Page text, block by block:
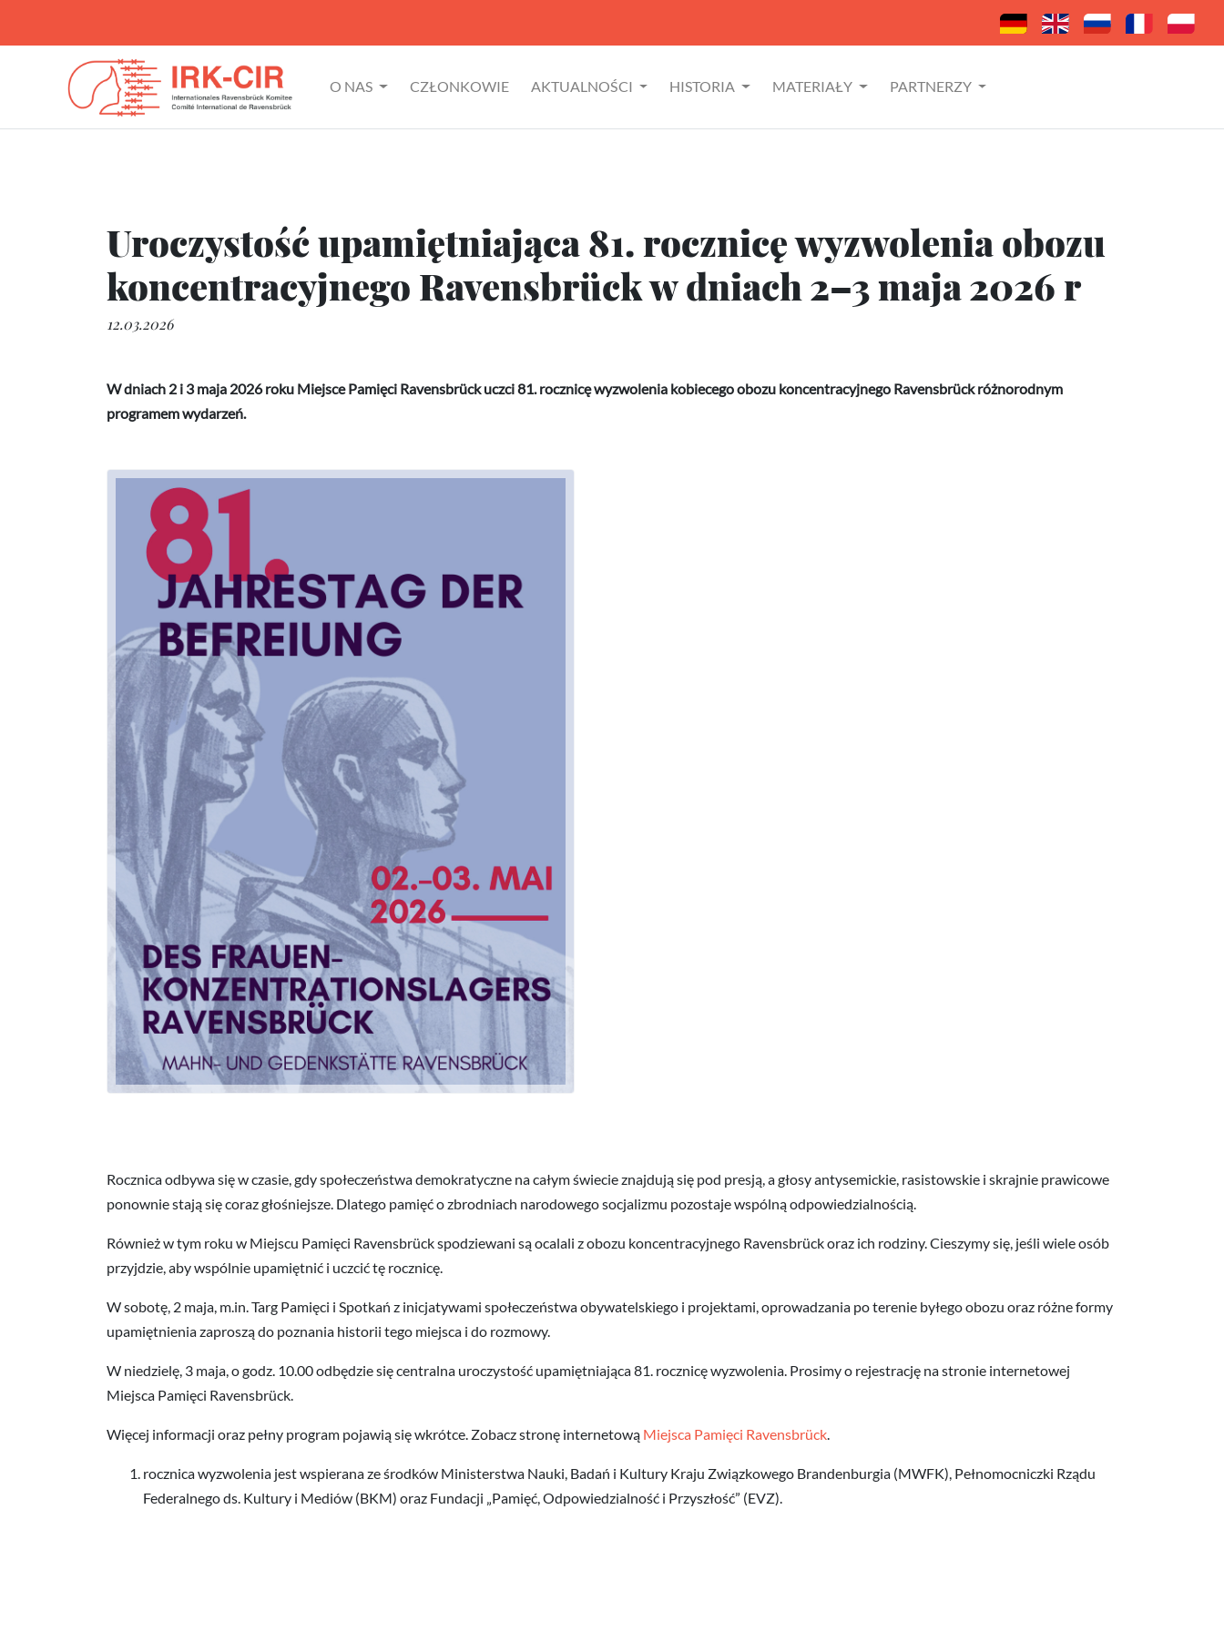
O NAS CZŁONKOWIE AKTUALNOŚCI HISTORIA MATERIAŁY PARTNERZY
Uroczystość upamiętniająca 81. rocznicę wyzwolenia obozu
koncentracyjnego Ravensbrück w dniach 2–3 maja 2026 r
12.03.2026
W dniach 2 i 3 maja 2026 roku Miejsce Pamięci Ravensbrück uczci 81. rocznicę wyzwolenia kobiecego obozu koncentracyjnego Ravensbrück różnorodnym
programem wydarzeń.
Rocznica odbywa się w czasie, gdy społeczeństwa demokratyczne na całym świecie znajdują się pod presją, a głosy antysemickie, rasistowskie i skrajnie prawicowe
ponownie stają się coraz głośniejsze. Dlatego pamięć o zbrodniach narodowego socjalizmu pozostaje wspólną odpowiedzialnością.
Również w tym roku w Miejscu Pamięci Ravensbrück spodziewani są ocalali z obozu koncentracyjnego Ravensbrück oraz ich rodziny. Cieszymy się, jeśli wiele osób
przyjdzie, aby wspólnie upamiętnić i uczcić tę rocznicę.
W sobotę, 2 maja, m.in. Targ Pamięci i Spotkań z inicjatywami społeczeństwa obywatelskiego i projektami, oprowadzania po terenie byłego obozu oraz różne formy
upamiętnienia zaproszą do poznania historii tego miejsca i do rozmowy.
W niedzielę, 3 maja, o godz. 10.00 odbędzie się centralna uroczystość upamiętniająca 81. rocznicę wyzwolenia. Prosimy o rejestrację na stronie internetowej
Miejsca Pamięci Ravensbrück.
Więcej informacji oraz pełny program pojawią się wkrótce. Zobacz stronę internetową Miejsca Pamięci Ravensbrück.
rocznica wyzwolenia jest wspierana ze środków Ministerstwa Nauki, Badań i Kultury Kraju Związkowego Brandenburgia (MWFK), Pełnomocniczki Rządu
Federalnego ds. Kultury i Mediów (BKM) oraz Fundacji „Pamięć, Odpowiedzialność i Przyszłość” (EVZ).